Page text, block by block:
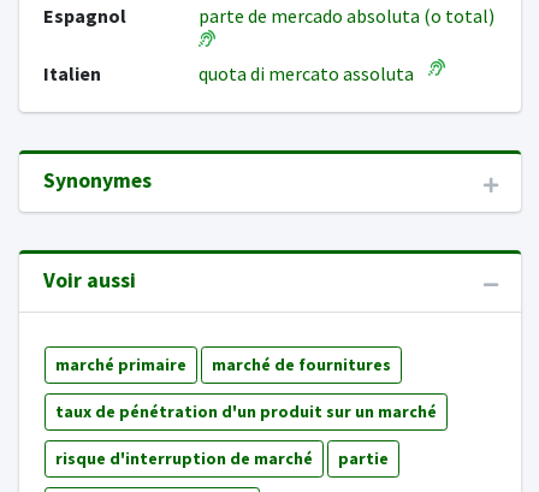
Espagnol
parte de mercado absoluta (o total)
Italien quota di mercato assoluta
Synonymes
Voir aussi
marché primaire marché de fournitures
taux de pénétration d'un produit sur un marché
risque d'interruption de marché partie